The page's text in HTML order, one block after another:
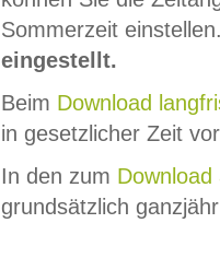
Sommerzeit
eingestellt.
Beim Download
in gesetzlicher Zeit
In den zum Download
grundsätzlich